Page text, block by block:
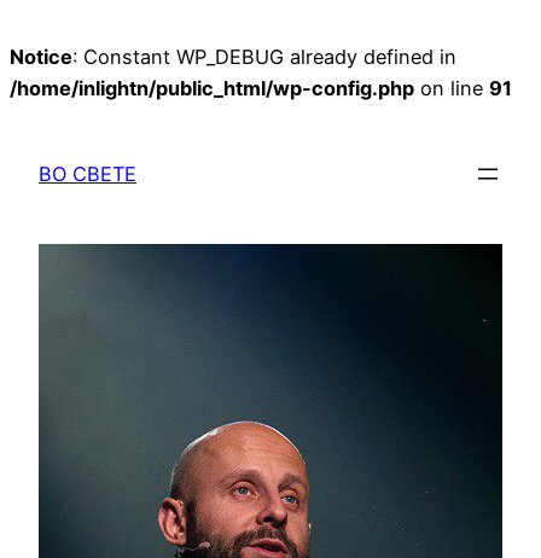
Notice: Constant WP_DEBUG already defined in
/home/inlightn/public_html/wp-config.php on line 91
содержимому
ВО СВЕТЕ